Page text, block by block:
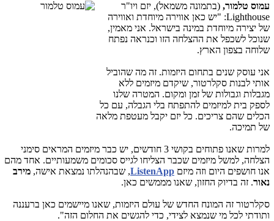
עמוס טלמור, (בתמונה משמאל), יזם ויו"ר
Lighthouse: "יש כאן אווירה מיוחדת ואווירה
של יצירה מיוחדת במינה בישראל. אני מאמין,
שנוכל לשכפל את ההצלחה הזו וכנראה נפתח
שלוחה בצפון הארץ.
אני עוסק שנים בתחום היזמות. זה מה שהוביל
אותי לבנות סקלרטור, שיקדם מיזמים ללא
מגבלות וגבולות של זמן ומקום. המטרה שלנו
לספק בית למיזמים להתפתח בלי הגבלה, עם כל
הכלים שהם צריכים. כל יזם יקבל מעטפת מלאה
של תמיכה.
למרות שאנו פתוחים בקושי 3 חודשים, יש כבר מיזמים המראים סימני
הצלחה, למשל מיזמים שכבר הצליחו לגייס סכומים משמעותיים. אחד מהם
אנו חושפים היום וזה מיזם ListenApp, שבהנהלתו נמצאת אישה, מירב
נאור. זה בדיוק החזון, שאנו מממשים כאן.
סקלרטור זה המונח החדש של עולם היזמות, שאנו מיישמים כאן ברעננה
ותודתי לכל מי שנמצא לצידי, כדי להגשים את החלום הזה".